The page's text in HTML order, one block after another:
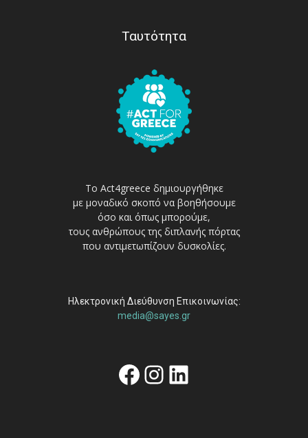
Ταυτότητα
Το Act4greece δημιουργήθηκε
με μοναδικό σκοπό να βοηθήσουμε
όσο και όπως μπορούμε,
τους ανθρώπους της διπλανής πόρτας
που αντιμετωπίζουν δυσκολίες.
Ηλεκτρονική Διεύθυνση Επικοινωνίας:
media@sayes.gr
Facebook
Instagram
Linkedin